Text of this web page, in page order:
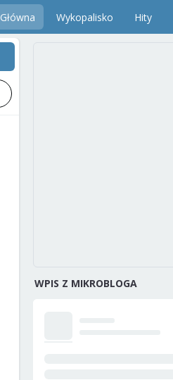
Główna Wykopalisko Hity
WPIS Z MIKROBLOGA